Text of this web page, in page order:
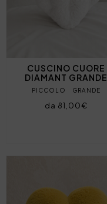
CUSCINO CUORE
DIAMANT GRANDE
PICCOLO GRANDE
da 81,00€